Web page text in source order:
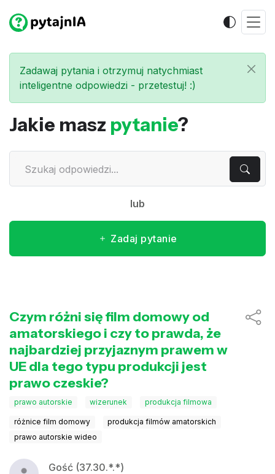
Zadawaj pytania i otrzymuj natychmiast
inteligentne odpowiedzi - przetestuj! :)
Jakie masz pytanie?
lub
Zadaj pytanie
Czym różni się film domowy od
amatorskiego i czy to prawda, że
najbardziej przyjaznym prawem w
UE dla tego typu produkcji jest
prawo czeskie?
prawo autorskie wizerunek produkcja filmowa
różnice film domowy
produkcja filmów amatorskich
prawo autorskie wideo
Gość (37.30.*.*)